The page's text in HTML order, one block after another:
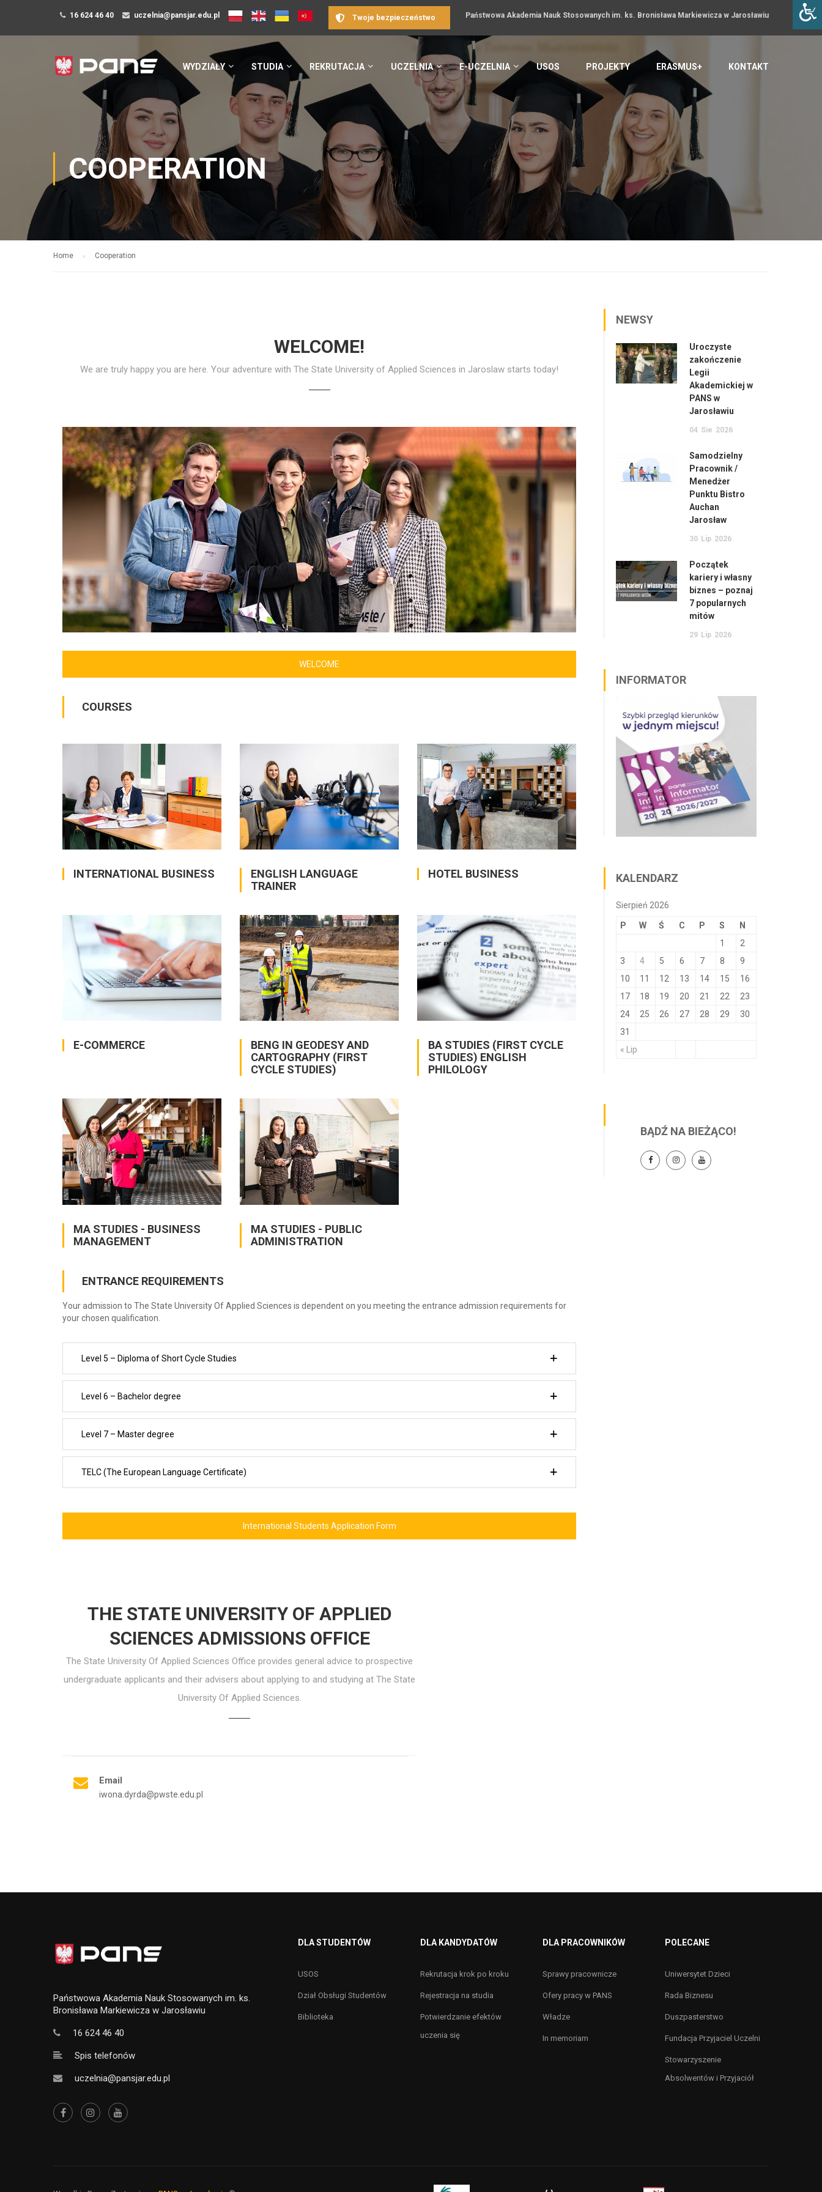
16 624 46 40 uczelnia@pansjar.edu.pl Państwowa Akademia Nauk Stosowanych im. ks. Bronisława Markiewicza w Jarosławiu
Twoje bezpieczeństwo
WYDZIAŁY STUDIA REKRUTACJA UCZELNIA E-UCZELNIA USOS PROJEKTY ERASMUS+ KONTAKT
COOPERATION
Home Cooperation
WELCOME!
We are truly happy you are here. Your adventure with The State University of Applied Sciences in Jaroslaw starts today!
WELCOME
COURSES
INTERNATIONAL BUSINESS
ENGLISH LANGUAGE
TRAINER
HOTEL BUSINESS
E-COMMERCE
BENG IN GEODESY AND
CARTOGRAPHY (FIRST
CYCLE STUDIES)
BA STUDIES (FIRST CYCLE
STUDIES) ENGLISH
PHILOLOGY
MA STUDIES - BUSINESS
MANAGEMENT
MA STUDIES - PUBLIC
ADMINISTRATION
ENTRANCE REQUIREMENTS
Your admission to The State University Of Applied Sciences is dependent on you meeting the entrance admission requirements for
your chosen qualification.
Level 5 – Diploma of Short Cycle Studies
Level 6 – Bachelor degree
Level 7 – Master degree
TELC (The European Language Certificate)
International Students Application Form
THE STATE UNIVERSITY OF APPLIED
SCIENCES ADMISSIONS OFFICE
The State University Of Applied Sciences Office provides general advice to prospective
undergraduate applicants and their advisers about applying to and studying at The State
University Of Applied Sciences.
Email
iwona.dyrda@pwste.edu.pl
NEWSY
Uroczyste
zakończenie
Legii
Akademickiej w
PANS w
Jarosławiu
04 Sie 2026
Samodzielny
Pracownik /
Menedżer
Punktu Bistro
Auchan
Jarosław
30 Lip 2026
Początek
kariery i własny
biznes – poznaj
7 popularnych
mitów
29 Lip 2026
INFORMATOR
KALENDARZ
Sierpień 2026
P W Ś C P S N
« Lip
1
2
3
4 5 6 7 8
9
10
11 12 13 14 15
16
17
18 19 20 21 22
23
24
25 26 27 28 29
30
31
BĄDŹ NA BIEŻĄCO!
Państwowa Akademia Nauk Stosowanych im. ks.
Bronisława Markiewicza w Jarosławiu
16 624 46 40
Spis telefonów
uczelnia@pansjar.edu.pl
DLA STUDENTÓW
USOS
Dział Obsługi Studentów
Biblioteka
DLA KANDYDATÓW
Rekrutacja krok po kroku
Rejestracja na studia
Potwierdzanie efektów
uczenia się
DLA PRACOWNIKÓW
Sprawy pracownicze
Ofery pracy w PANS
Władze
In memoriam
POLECANE
Uniwersytet Dzieci
Rada Biznesu
Duszpasterstwo
Fundacja Przyjaciel Uczelni
Stowarzyszenie
Absolwentów i Przyjaciół